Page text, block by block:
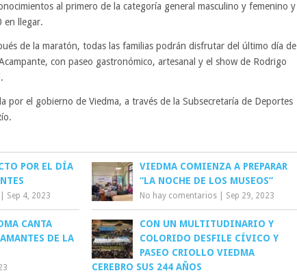
al primero de la categoría general masculino y femenino y
en llegar.
de la maratón, todas las familias podrán disfrutar del último día de
con paseo gastronómico, artesanal y el show de Rodrigo
por el gobierno de Viedma, a través de la Subsecretaría de Deportes
POR EL DÍA
Sep 4, 2023
VIEDMA COMIENZA A PREPARAR
“LA NOCHE DE LOS MUSEOS”
No hay comentarios Sep 29, 2023
CANTA
DE LA
CON UN MULTITUDINARIO Y
COLORIDO DESFILE CÍVICO Y
PASEO CRIOLLO VIEDMA
CEREBRO SUS 244 AÑOS